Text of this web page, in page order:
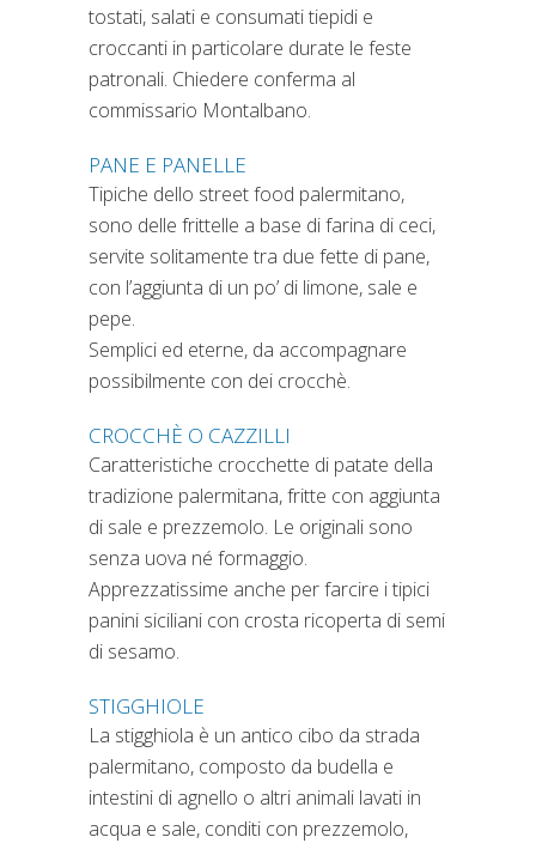
tostati, salati e consumati tiepidi e
croccanti in particolare durate le feste
patronali. Chiedere conferma al
commissario Montalbano.
PANE E PANELLE
Tipiche dello street food palermitano,
sono delle frittelle a base di farina di ceci,
servite solitamente tra due fette di pane,
con l’aggiunta di un po’ di limone, sale e
pepe.
Semplici ed eterne, da accompagnare
possibilmente con dei crocchè.
CROCCHÈ O CAZZILLI
Caratteristiche crocchette di patate della
tradizione palermitana, fritte con aggiunta
di sale e prezzemolo. Le originali sono
senza uova né formaggio.
Apprezzatissime anche per farcire i tipici
panini siciliani con crosta ricoperta di semi
di sesamo.
STIGGHIOLE
La stigghiola è un antico cibo da strada
palermitano, composto da budella e
intestini di agnello o altri animali lavati in
acqua e sale, conditi con prezzemolo,